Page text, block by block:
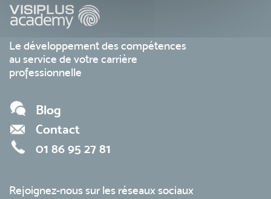
Le développement des compétences
au service de votre carrière
professionnelle
Blog
Contact
01 86 95 27 81
Rejoignez-nous sur les réseaux sociaux